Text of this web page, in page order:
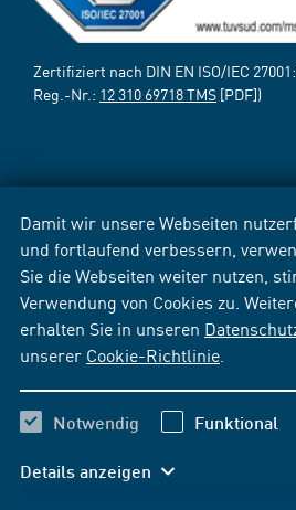
Damit wir unsere Webseiten
und fortlaufend verbessern,
Sie die Webseiten weiter nutzen,
Verwendung von Cookies zu.
erhalten Sie in unseren
unserer Cookie-Richtlinie
Notwendig Funktional
Details anzeigen
Zertifiziert nach DIN EN ISO/IEC
Reg.-Nr.: 12 310 69718 TMS [PDF])